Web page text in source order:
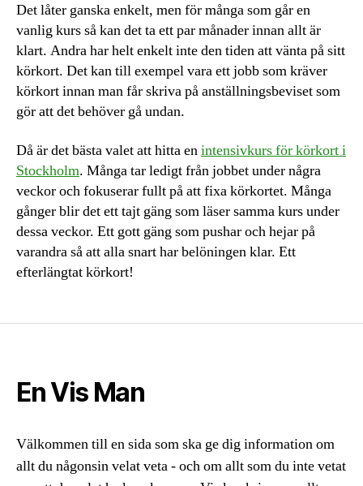
Det låter ganska enkelt, men för många som går en
vanlig kurs så kan det ta ett par månader innan allt är
klart. Andra har helt enkelt inte den tiden att vänta på sitt
körkort. Det kan till exempel vara ett jobb som kräver
körkort innan man får skriva på anställningsbeviset som
gör att det behöver gå undan.
Då är det bästa valet att hitta enintensivkurs för körkort i
Stockholm. Många tar ledigt från jobbet under några
veckor och fokuserar fullt på att fixa körkortet. Många
gånger blir det ett tajt gäng som läser samma kurs under
dessa veckor. Ett gott gäng som pushar och hejar på
varandra så att alla snart har belöningen klar. Ett
efterlängtat körkort!
En Vis Man
Välkommen till en sida som ska ge dig information om
allt du någonsin velat veta - och om allt som du inte vetat